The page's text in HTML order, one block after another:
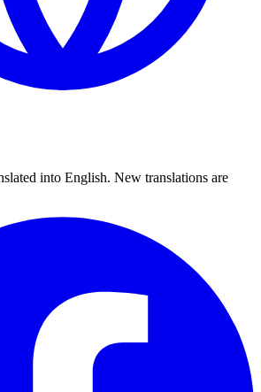
into English. New translations are